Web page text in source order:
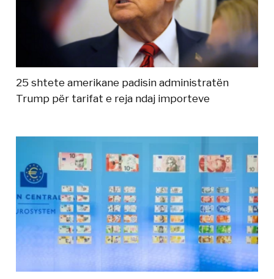
25 shtete amerikane padisin administratën
Trump për tarifat e reja ndaj importeve